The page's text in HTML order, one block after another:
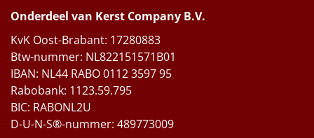
Onderdeel van Kerst Company B.V.
KvK Oost-Brabant: 17280883
Btw-nummer: NL822151571B01
IBAN: NL44 RABO 0112 3597 95
Rabobank: 1123.59.795
BIC: RABONL2U
D-U-N-S®-nummer: 489773009